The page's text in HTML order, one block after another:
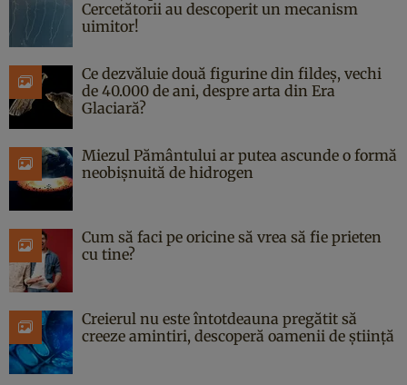
Cercetătorii au descoperit un mecanism
uimitor!
Ce dezvăluie două figurine din fildeș, vechi
de 40.000 de ani, despre arta din Era
Glaciară?
Miezul Pământului ar putea ascunde o formă
neobișnuită de hidrogen
Cum să faci pe oricine să vrea să fie prieten
cu tine?
Creierul nu este întotdeauna pregătit să
creeze amintiri, descoperă oamenii de știință